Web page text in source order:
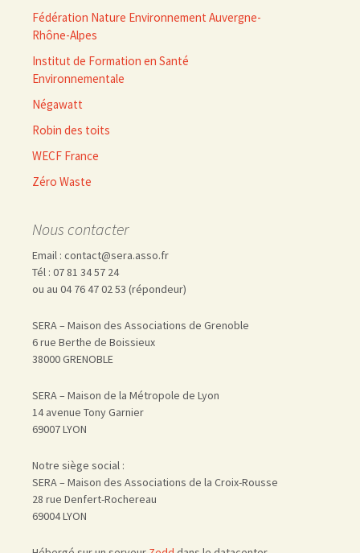
Fédération Nature Environnement Auvergne-
Rhône-Alpes
Institut de Formation en Santé
Environnementale
Négawatt
Robin des toits
WECF France
Zéro Waste
Nous contacter
Email : contact@sera.asso.fr
Tél : 07 81 34 57 24
ou au 04 76 47 02 53 (répondeur)
SERA – Maison des Associations de Grenoble
6 rue Berthe de Boissieux
38000 GRENOBLE
SERA – Maison de la Métropole de Lyon
14 avenue Tony Garnier
69007 LYON
Notre siège social :
SERA – Maison des Associations de la Croix-Rousse
28 rue Denfert-Rochereau
69004 LYON